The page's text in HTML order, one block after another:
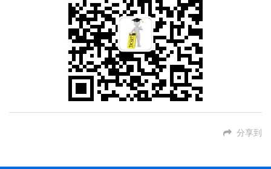
分享到